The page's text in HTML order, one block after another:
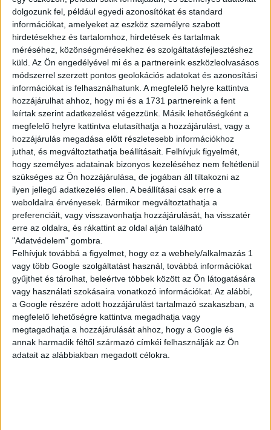
dolgozunk fel, például egyedi azonosítókat és standard
információkat, amelyeket az eszköz személyre szabott
hirdetésekhez és tartalomhoz, hirdetések és tartalmak
méréséhez, közönségmérésekhez és szolgáltatásfejlesztéshez
küld. Az Ön engedélyével mi és a partnereink eszközleolvasásos
módszerrel szerzett pontos geolokációs adatokat és azonosítási
információkat is felhasználhatunk. A megfelelő helyre kattintva
hozzájárulhat ahhoz, hogy mi és a 1731 partnereink a fent
leírtak szerint adatkezelést végezzünk. Másik lehetőségként a
megfelelő helyre kattintva elutasíthatja a hozzájárulást, vagy a
hozzájárulás megadása előtt részletesebb információkhoz
juthat, és megváltoztathatja beállításait. Felhívjuk figyelmét,
hogy személyes adatainak bizonyos kezeléséhez nem feltétlenül
szükséges az Ön hozzájárulása, de jogában áll tiltakozni az
ilyen jellegű adatkezelés ellen. A beállításai csak erre a
weboldalra érvényesek. Bármikor megváltoztathatja a
preferenciáit, vagy visszavonhatja hozzájárulását, ha visszatér
erre az oldalra, és rákattint az oldal alján található
"Adatvédelem" gombra.
Felhívjuk továbbá a figyelmet, hogy ez a webhely/alkalmazás 1
vagy több Google szolgáltatást használ, továbbá információkat
gyűjthet és tárolhat, beleértve többek között az Ön látogatására
vagy használati szokásaira vonatkozó információkat. Az alábbi,
a Google részére adott hozzájárulást tartalmazó szakaszban, a
megfelelő lehetőségre kattintva megadhatja vagy
megtagadhatja a hozzájárulását ahhoz, hogy a Google és
annak harmadik féltől származó címkéi felhasználják az Ön
adatait az alábbiakban megadott célokra.
havi 150 óra felett: 40.000Ft
Amit kínálunk:
Rugalmas, sulihoz igazítható beosztás
Biztos, hosszútávú munkalehetőség
Barátságos, támogató csapat
Fejlődési és előrelépési lehetőség
Multi Job QuickPayen keresztül tudsz kérni fizetési előleget
25%-os kedvezménykártya jár mindenkinek a Starbucks, KFC
és Pizza Hut éttermeknél
Ha itt dolgozol, sosem maradsz éhesen!
A munka mellett a szórakozás is fontos! Folyamatos tréningeken
és csapatépítőkön vehetsz részt.
JELENTKEZÉS
KÉRDÉSED VAN?
KERESD